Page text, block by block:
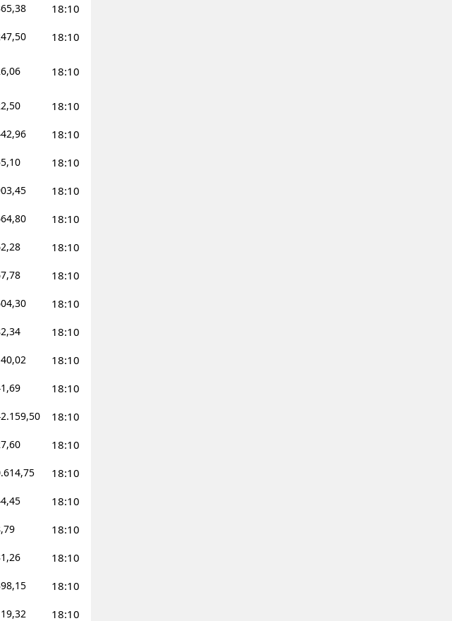
Yozgat
Zonguldak
Aksaray
Bayburt
Karaman
Kırıkkale
Batman
Şırnak
Bartın
Ardahan
Iğdır
Yalova
Karabük
Kilis
Osmaniye
Düzce
18:10
18:10
18:10
18:10
18:10
18:10
18:10
18:10
18:10
18:10
18:10
18:10
18:10
18:10
18:10
18:10
18:10
18:10
18:10
18:10
18:10
18:10